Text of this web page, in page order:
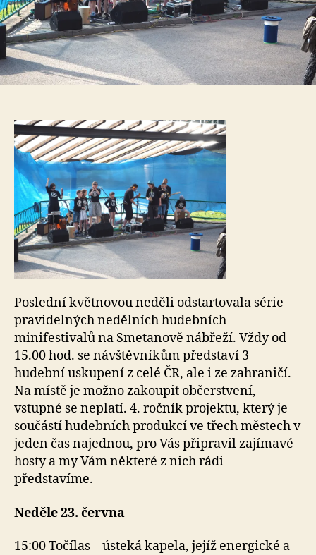
Poslední květnovou neděli odstartovala série
pravidelných nedělních hudebních
minifestivalů na Smetanově nábřeží. Vždy od
15.00 hod. se návštěvníkům představí 3
hudební uskupení z celé ČR, ale i ze zahraničí.
Na místě je možno zakoupit občerstvení,
vstupné se neplatí. 4. ročník projektu, který je
součástí hudebních produkcí ve třech městech v
jeden čas najednou, pro Vás připravil zajímavé
hosty a my Vám některé z nich rádi
představíme.
Neděle 23. června
15:00 Točílas – ústeká kapela, jejíž energické a